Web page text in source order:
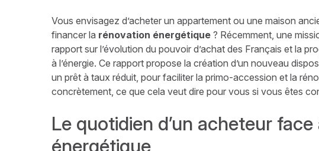
Vous envisagez d’acheter un appartement ou une maison
financer la rénovation énergétique ? Récemment, une
rapport sur l’évolution du pouvoir d’achat des Français et la
à l’énergie. Ce rapport propose la création d’un nouveau
un prêt à taux réduit, pour faciliter la primo-accession et la
concrètement, ce que cela veut dire pour vous si vous êtes
Le quotidien d’un acheteur
énergétique